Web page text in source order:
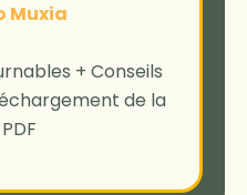
Muxia
+ Conseils
de la